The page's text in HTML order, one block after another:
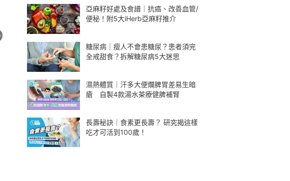
亞麻籽好處及食譜｜抗癌、改善血管/
便秘！附5大iHerb亞麻籽推介
糖尿病｜瘦人不會患糖尿？患者須完
全戒甜食？拆解糖尿病5大迷思
濕熱體質｜汗多大便爛脾胃差易生暗
瘡 自製4款湯水茶療健脾補腎
長壽秘訣｜食素更長壽？ 研究揭這樣
吃才可活到100歲！